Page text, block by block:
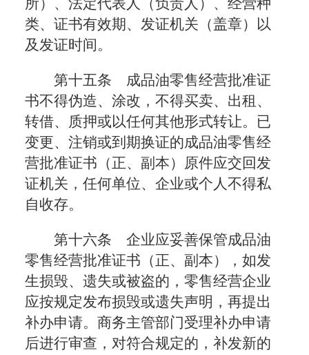
所）、法定代表人（负责人）、经营种
类、证书有效期、发证机关（盖章）以
及发证时间。
第十五条 成品油零售经营批准证
书不得伪造、涂改，不得买卖、出租、
转借、质押或以任何其他形式转让。已
变更、注销或到期换证的成品油零售经
营批准证书（正、副本）原件应交回发
证机关，任何单位、企业或个人不得私
自收存。
第十六条 企业应妥善保管成品油
零售经营批准证书（正、副本），如发
生损毁、遗失或被盗的，零售经营企业
应按规定发布损毁或遗失声明，再提出
补办申请。商务主管部门受理补办申请
后进行审查，对符合规定的，补发新的